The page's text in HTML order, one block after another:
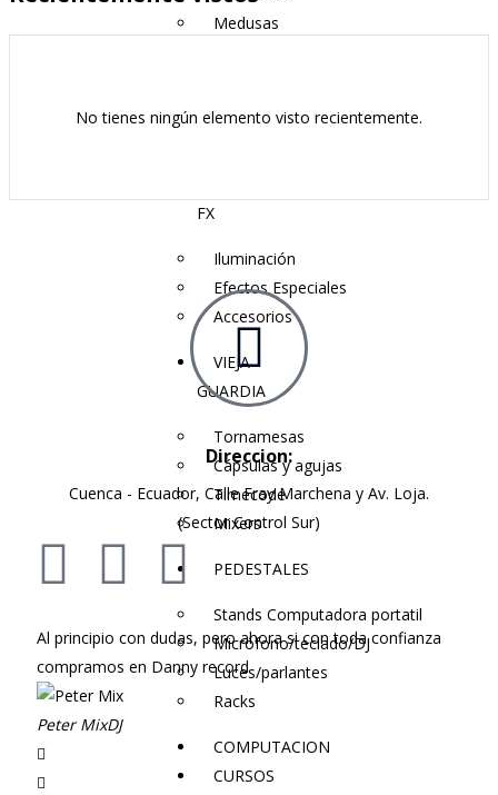
Medusas
DJ
FX
Iluminación
Efectos Especiales
Accesorios
VIEJA
GUARDIA
Tornamesas
Cápsulas y agujas
Timecode
Mixers
PEDESTALES
Stands Computadora portatil
Micrófono/teclado/DJ
Luces/parlantes
Racks
COMPUTACION
CURSOS
No tienes ningún elemento visto recientemente.
Direccion:
Cuenca - Ecuador, Calle Fray Marchena y Av. Loja.
(Sector Control Sur)
Al principio con dudas, pero ahora si con toda confianza
compramos en Danny record
Peter MixDJ